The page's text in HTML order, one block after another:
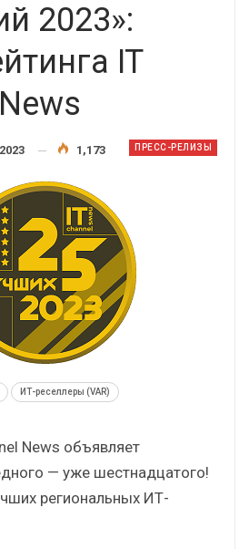
2023»:
IT
ПРЕСС-РЕЛИЗЫ
1,173
ИТ-реселлеры (VAR)
News объявляет
— уже шестнадцатого!
региональных ИТ-